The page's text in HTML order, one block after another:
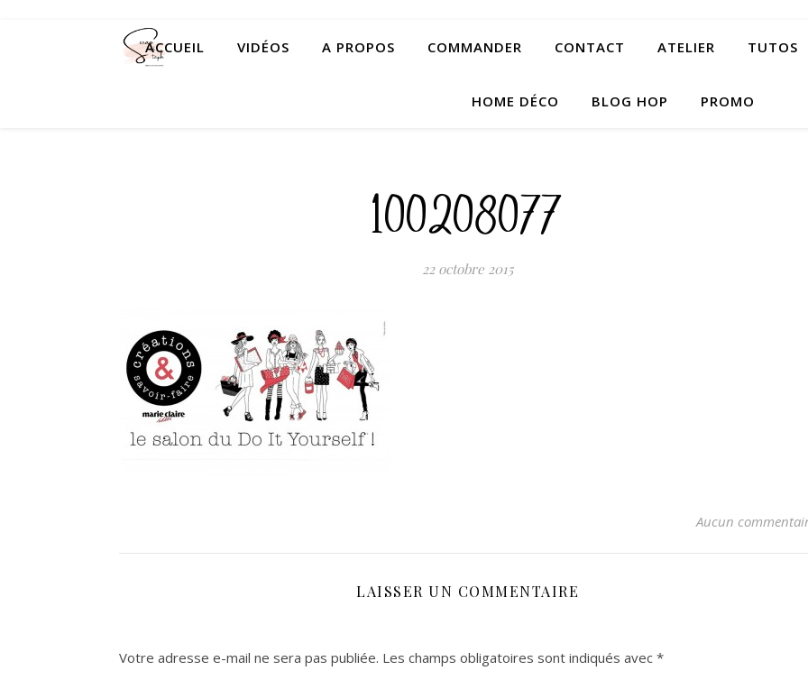
ACCUEIL VIDÉOS A PROPOS COMMANDER CONTACT ATELIER TUTOS
HOME DÉCO BLOG HOP PROMO
100208077
22 octobre 2015
Aucun
LAISSER UN COMMENTAIRE
Votre adresse e-mail ne sera pas publiée. Les champs obligatoires sont indiqués avec *